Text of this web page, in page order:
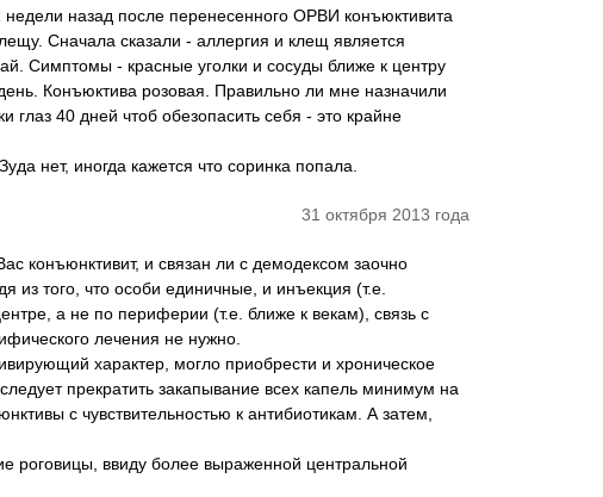
назад после перенесенного ОРВИ конъюктивита
Сначала сказали - аллергия и клещ является
Симптомы - красные уголки и сосуды ближе к центру
Конъюктива розовая. Правильно ли мне назначили
глаз 40 дней чтоб обезопасить себя - это крайне
нет, иногда кажется что соринка попала.
31 октября 2013 года
конъюнктивит, и связан ли с демодексом заочно
из того, что особи единичные, и инъекция (т.е.
а не по периферии (т.е. ближе к векам), связь с
лечения не нужно.
характер, могло приобрести и хроническое
прекратить закапывание всех капель минимум на
с чувствительностью к антибиотикам. А затем,
роговицы, ввиду более выраженной центральной